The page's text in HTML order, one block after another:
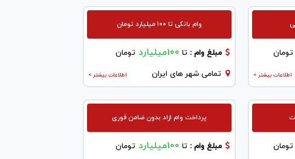
تومان
اطلاعات بیشتر >
وام بانکی تا ۱۰۰ میلیارد تومان
مبلغ وام :تا 100میلیارد تومان
اطلاعات بیشتر > تمامی شهر های ایران
تومان
پرداخت وام ازاد بدون ضامن فوری
مبلغ وام :تا 100میلیارد تومان